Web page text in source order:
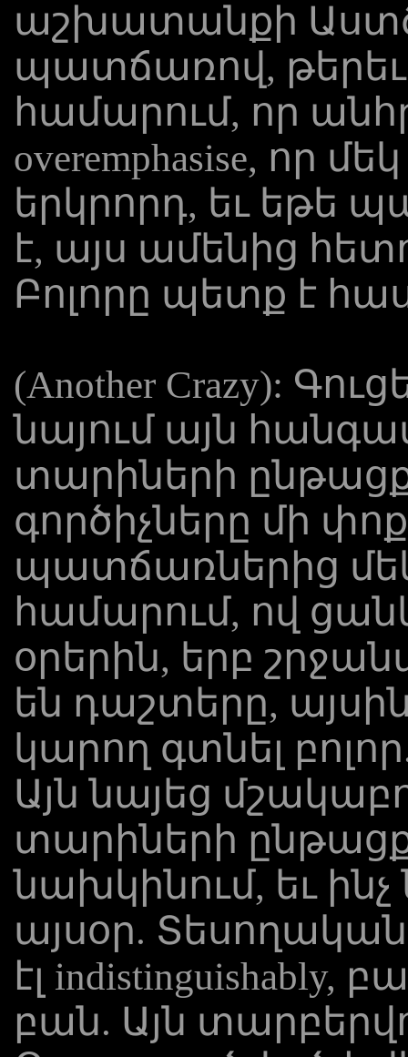
աշխատանքի
պատճառով,
համարում, որ
overemphasise, որ
երկրորդ, եւ եթե
է, այս ամենից
Բոլորը պետք է
(Another Crazy):
նայում այն
տարիների
գործիչները մի
պատճառներից
համարում, ով
օրերին, երբ
են դաշտերը,
կարող գտնել
Այն նայեց
տարիների
նախկինում, եւ
այսօր.
էլ
բան. Այն